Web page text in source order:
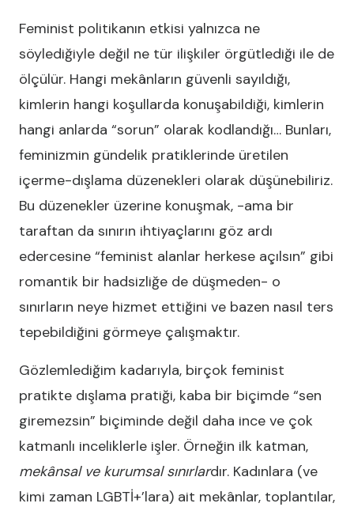
Feminist politikanın etkisi yalnızca ne
söylediğiyle değil ne tür ilişkiler örgütlediği ile de
ölçülür. Hangi mekânların güvenli sayıldığı,
kimlerin hangi koşullarda konuşabildiği, kimlerin
hangi anlarda “sorun” olarak kodlandığı… Bunları,
feminizmin gündelik pratiklerinde üretilen
içerme-dışlama düzenekleri olarak düşünebiliriz.
Bu düzenekler üzerine konuşmak, -ama bir
taraftan da sınırın ihtiyaçlarını göz ardı
edercesine “feminist alanlar herkese açılsın” gibi
romantik bir hadsizliğe de düşmeden- o
sınırların neye hizmet ettiğini ve bazen nasıl ters
tepebildiğini görmeye çalışmaktır.
Gözlemlediğim kadarıyla, birçok feminist
pratikte dışlama pratiği, kaba bir biçimde “sen
giremezsin” biçiminde değil daha ince ve çok
katmanlı inceliklerle işler. Örneğin ilk katman,
mekânsal ve kurumsal sınırlardır. Kadınlara (ve
kimi zaman LGBTİ+’lara) ait mekânlar, toplantılar,